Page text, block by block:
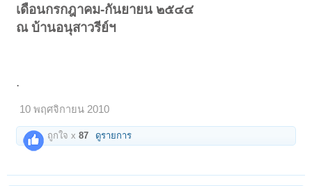
เดือนกรกฎาคม-กันยายน ๒๕๔๔
ณ บ้านอนุสาวรีย์ฯ
.
10 พฤศจิกายน 2010
ถูกใจ x87 ดูรายการ